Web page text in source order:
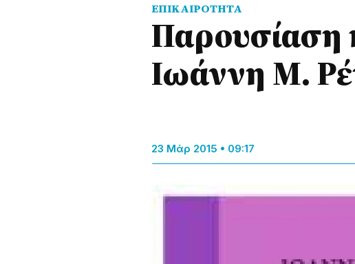
ΕΠΙΚΑΙΡΟΤΗΤΑ
Παρουσίαση
Ιωάννη Μ.
23 Μάρ 2015 • 09:17